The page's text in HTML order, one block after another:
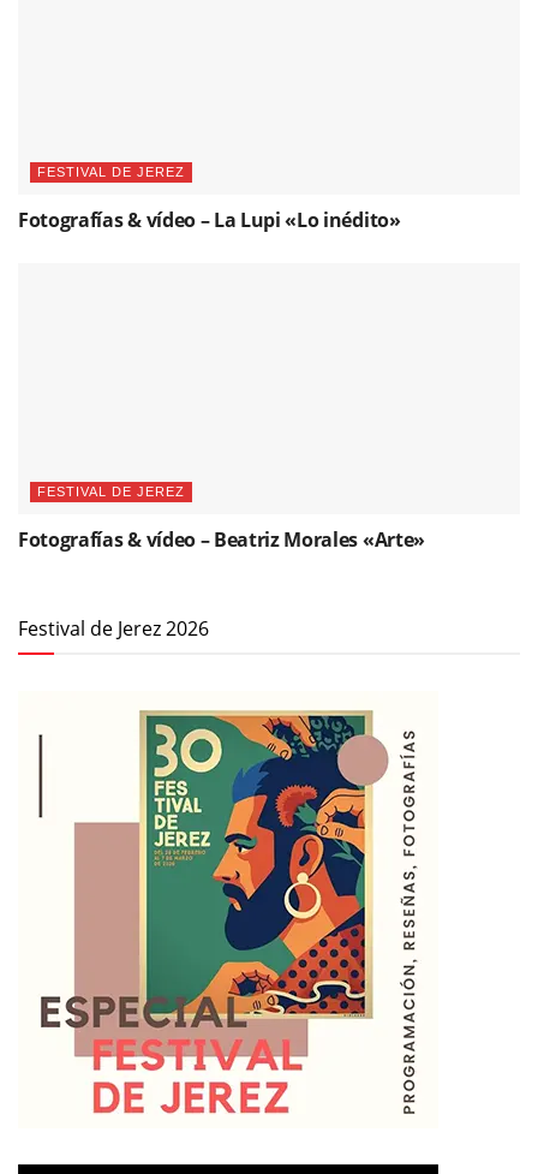
FESTIVAL DE JEREZ
Fotografías & vídeo – La Lupi «Lo inédito»
FESTIVAL DE JEREZ
Fotografías & vídeo – Beatriz Morales «Arte»
Festival de Jerez 2026